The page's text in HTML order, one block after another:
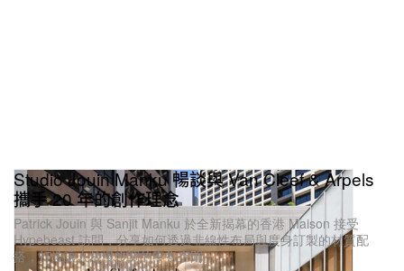
哪些設計師或品牌對你影響最深？他們帶給你什麼樣
的啟發？
Pharrell Williams 對我的影響非常深。我一直在關注
Studio Jouin Manku 暢談與 Van Cleef & Arpels
攜手 20 年的創作理念
Patrick Jouin 與 Sanjit Manku 於全新揭幕的香港 Maison 接受
Hypebeast 訪問，分享如何透過非線性布局與度身訂製的材質配
搭，打造讓人放慢步調的零售空間。